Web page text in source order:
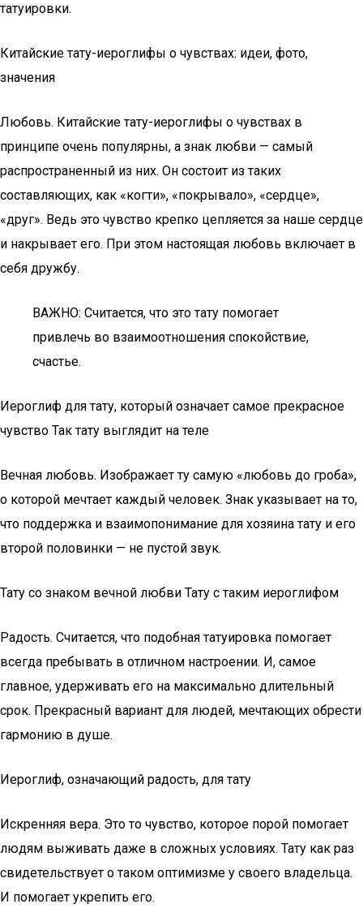
татуировки.
Китайские тату-иероглифы о чувствах: идеи, фото,
значения
Любовь. Китайские тату-иероглифы о чувствах в
принципе очень популярны, а знак любви — самый
распространенный из них. Он состоит из таких
составляющих, как «когти», «покрывало», «сердце»,
«друг». Ведь это чувство крепко цепляется за наше сердце
и накрывает его. При этом настоящая любовь включает в
себя дружбу.
ВАЖНО: Считается, что это тату помогает
привлечь во взаимоотношения спокойствие,
счастье.
Иероглиф для тату, который означает самое прекрасное
чувство Так тату выглядит на теле
Вечная любовь. Изображает ту самую «любовь до гроба»,
о которой мечтает каждый человек. Знак указывает на то,
что поддержка и взаимопонимание для хозяина тату и его
второй половинки — не пустой звук.
Тату со знаком вечной любви Тату с таким иероглифом
Радость. Считается, что подобная татуировка помогает
всегда пребывать в отличном настроении. И, самое
главное, удерживать его на максимально длительный
срок. Прекрасный вариант для людей, мечтающих обрести
гармонию в душе.
Иероглиф, означающий радость, для тату
Искренняя вера. Это то чувство, которое порой помогает
людям выживать даже в сложных условиях. Тату как раз
свидетельствует о таком оптимизме у своего владельца.
И помогает укрепить его.